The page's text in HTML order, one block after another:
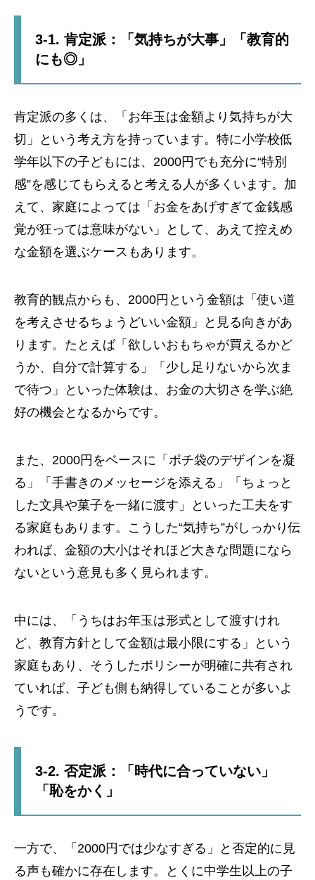
3-1. 肯定派：「気持ちが大事」「教育的
にも◎」
肯定派の多くは、「お年玉は金額より気持ちが大
切」という考え方を持っています。特に小学校低
学年以下の子どもには、2000円でも充分に“特別
感”を感じてもらえると考える人が多くいます。加
えて、家庭によっては「お金をあげすぎて金銭感
覚が狂っては意味がない」として、あえて控えめ
な金額を選ぶケースもあります。
教育的観点からも、2000円という金額は「使い道
を考えさせるちょうどいい金額」と見る向きがあ
ります。たとえば「欲しいおもちゃが買えるかど
うか、自分で計算する」「少し足りないから次ま
で待つ」といった体験は、お金の大切さを学ぶ絶
好の機会となるからです。
また、2000円をベースに「ポチ袋のデザインを凝
る」「手書きのメッセージを添える」「ちょっと
した文具や菓子を一緒に渡す」といった工夫をす
る家庭もあります。こうした“気持ち”がしっかり伝
われば、金額の大小はそれほど大きな問題になら
ないという意見も多く見られます。
中には、「うちはお年玉は形式として渡すけれ
ど、教育方針として金額は最小限にする」という
家庭もあり、そうしたポリシーが明確に共有され
ていれば、子ども側も納得していることが多いよ
うです。
3-2. 否定派：「時代に合っていない」
「恥をかく」
一方で、「2000円では少なすぎる」と否定的に見
る声も確かに存在します。とくに中学生以上の子